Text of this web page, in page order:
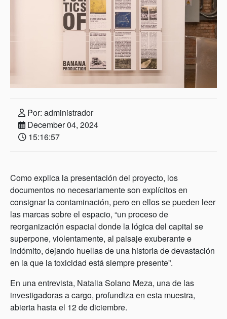
Por: administrador
December 04, 2024
15:16:57
Como explica la presentación del proyecto, los
documentos no necesariamente son explícitos en
consignar la contaminación, pero en ellos se pueden leer
las marcas sobre el espacio, “un proceso de
reorganización espacial donde la lógica del capital se
superpone, violentamente, al paisaje exuberante e
indómito, dejando huellas de una historia de devastación
en la que la toxicidad está siempre presente”.
En una entrevista, Natalia Solano Meza, una de las
investigadoras a cargo, profundiza en esta muestra,
abierta hasta el 12 de diciembre.